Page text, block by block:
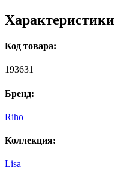
Характеристики
Код товара:
193631
Бренд:
Riho
Коллекция:
Lisa